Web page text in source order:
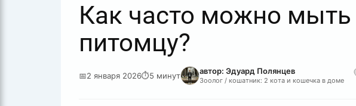
Как часто можно
питомцу?
📅2 января 2026⏱5 минут автор: Эдуард Полянцев
Зоолог / кошатник: 2 кота и кошечка в доме